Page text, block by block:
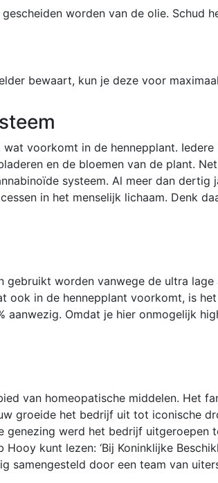
worden van de olie. Schud
bewaart, kun je deze voor
voorkomt in de hennepplant.
en de bloemen van de plant.
systeem. Al meer dan
in het menselijk lichaam. Denk
gebruikt worden vanwege de ultra
ook in de hennepplant voorkomt, is
aanwezig. Omdat je hier onmogelijk
van homeopatische middelen. Het
groeide het bedrijf uit tot iconische
genezing werd het bedrijf
kunt lezen: ‘Bij Koninklijke
samengesteld door een team van